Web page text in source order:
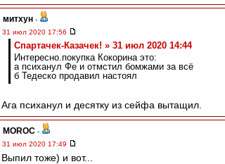
митхун -
31 июл 2020 17:56
Спартачек-Казачек! » 31 июл 2020 14:44
Интересно.покупка Кокорина это:
а психанул Фе и отмстил бомжами за всё
б Тедеско продавил настоял
Ага психанул и десятку из сейфа вытащил.
MOROC -
31 июл 2020 17:49
Выпил тоже) и вот...